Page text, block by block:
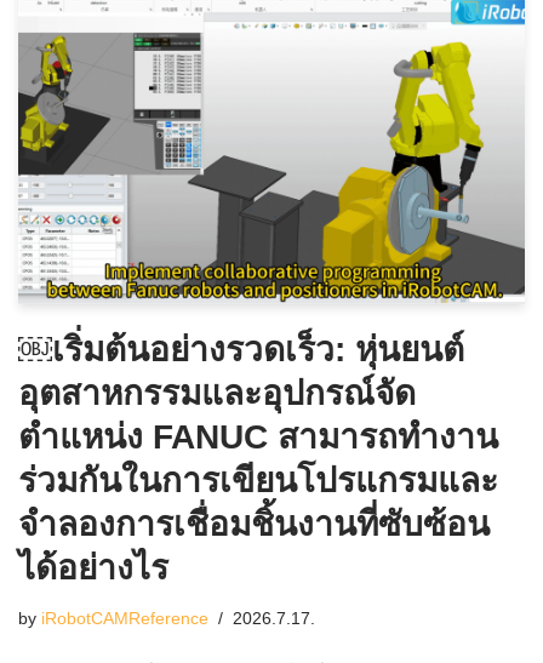
￼เริ่มต้นอย่างรวดเร็ว: หุ่นยนต์
อุตสาหกรรมและอุปกรณ์จัด
ตำแหน่ง FANUC สามารถทำงาน
ร่วมกันในการเขียนโปรแกรมและ
จำลองการเชื่อมชิ้นงานที่ซับซ้อน
ได้อย่างไร
by iRobotCAMReference 2026.7.17.